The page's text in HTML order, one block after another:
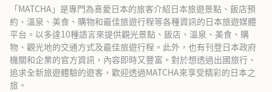
「MATCHA」是專門為喜愛日本的旅客介紹日本旅遊景點、飯店預
約、溫泉、美食、購物和最佳旅遊行程等各種資訊的日本旅遊媒體
平台。以多達10種語言來提供觀光景點、飯店、溫泉、美食、購
物、觀光地的交通方式及最佳旅遊行程。此外，也有刊登日本政府
機關和企業的官方資訊，內容即時又豐富。對於想透過出國旅行、
追求全新旅遊體驗的遊客，歡迎透過MATCHA來享受精彩的日本之
旅。